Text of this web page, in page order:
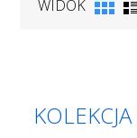
WIDOK